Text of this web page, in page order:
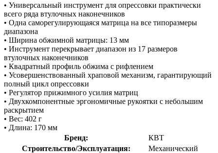
• Универсальный инструмент для опрессовки практически
всего ряда втулочных наконечников
• Одна саморегулирующаяся матрица на все типоразмеры
диапазона
• Ширина обжимной матрицы: 13 мм
• Инструмент перекрывает диапазон из 17 размеров
втулочных наконечников
• Квадратный профиль обжима с рифлением
• Усовершенствованный храповой механизм, гарантирующий
полный цикл опрессовки
• Регулятор прижимного усилия матриц
• Двухкомпонентные эргономичные рукоятки с небольшим
раскрытием
• Вес: 402 г
• Длина: 170 мм
Бренд:
КВТ
Строительство/Эксплуатация:
Механический